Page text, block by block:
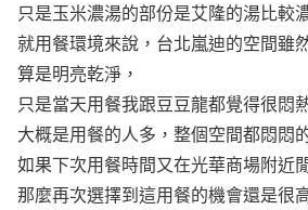
只是玉米濃湯的部份是艾隆的湯比較
就用餐環境來說，台北嵐迪的空間雖
算是明亮乾淨，
只是當天用餐我跟豆豆龍都覺得很悶
大概是用餐的人多，整個空間都悶悶
如果下次用餐時間又在光華商場附近
那麼再次選擇到這用餐的機會還是很